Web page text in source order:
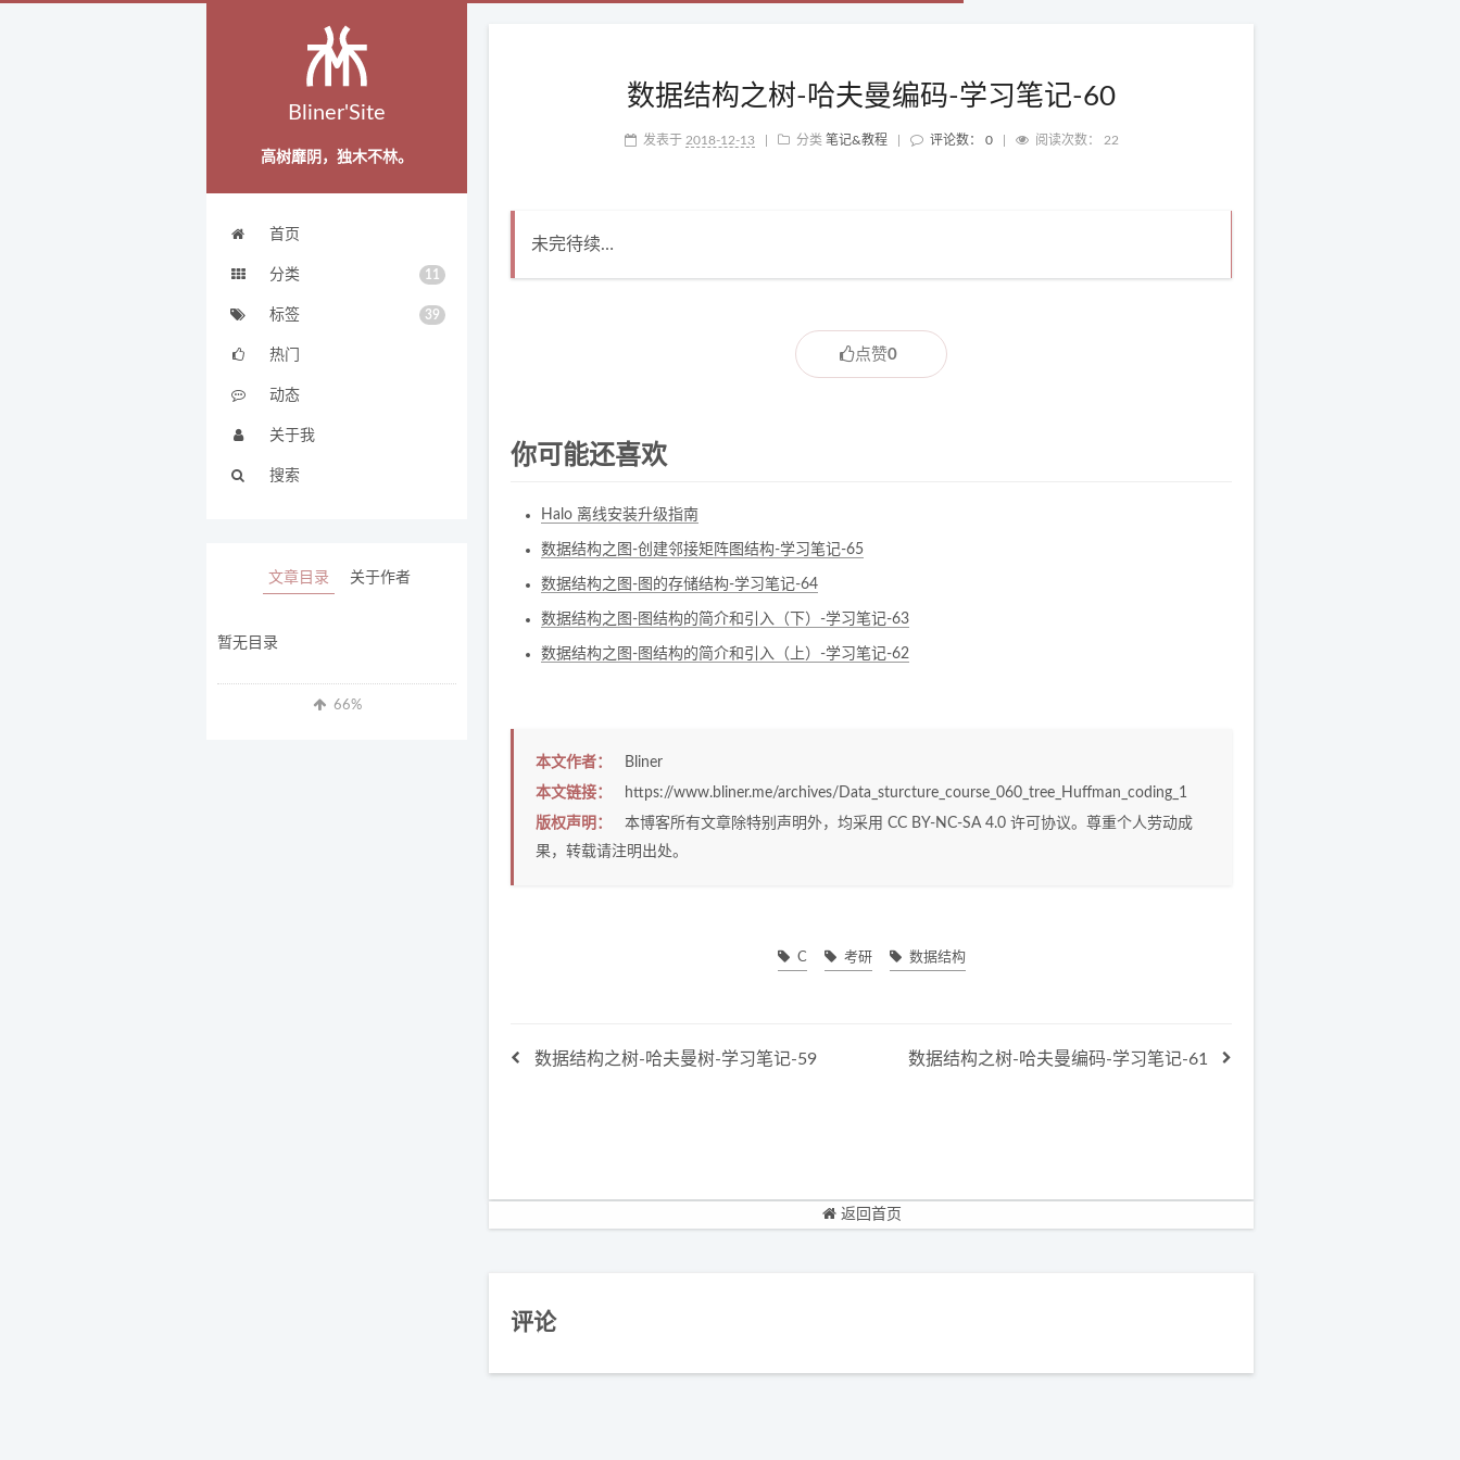
Bliner'Site
高树靡阴，独木不林。
首页
分类 11
标签 39
热门
动态
关于我
搜索
数据结构之树-哈夫曼编码-学习笔记-60
发表于 2018-12-13 分类 笔记&教程 评论数： 0 阅读次数： 22
未完待续…
点赞0
你可能还喜欢
Halo 离线安装升级指南
数据结构之图-创建邻接矩阵图结构-学习笔记-65
数据结构之图-图的存储结构-学习笔记-64
数据结构之图-图结构的简介和引入（下）-学习笔记-63
数据结构之图-图结构的简介和引入（上）-学习笔记-62
本文作者：
Bliner
本文链接：
https://www.bliner.me/archives/Data_sturcture_course_060_tree_Huffman_coding_1
版权声明：
本博客所有文章除特别声明外，均采用 CC BY-NC-SA 4.0 许可协议。尊重个人劳动成
果，转载请注明出处。
C 考研 数据结构
数据结构之树-哈夫曼树-学习笔记-59 数据结构之树-哈夫曼编码-学习笔记-61
返回首页
评论
文章目录 关于作者
暂无目录
66%